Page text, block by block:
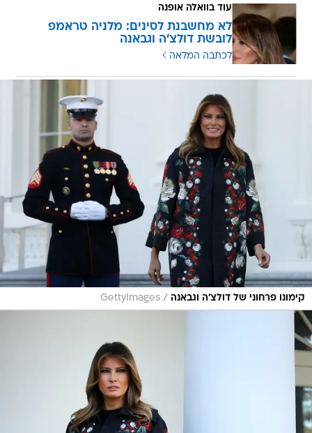
עוד בוואלה אופנה
לא מחשבנת לסינים: מלניה טראמפ
לובשת דולצ'ה וגבאנה
לכתבה המלאה
קימונו פרחוני של דולצ'ה וגבאנה /
GettyImages